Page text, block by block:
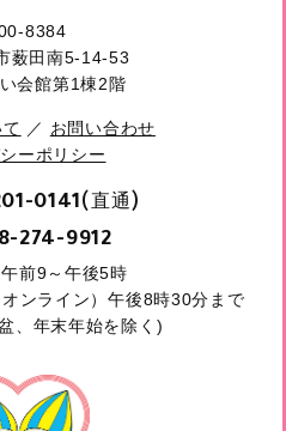
8384
薮田南5-14-53
会館第1棟2階
／ お問い合わせ
ーポリシー
0141(直通)
274-9912
前9～午後5時
ンライン）午後8時30分まで
、年末年始を除く)